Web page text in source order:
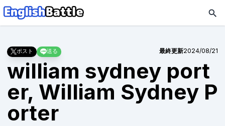
ポスト 送る 最終更新2024/08/21
william sydney port
er, William Sydney P
orter